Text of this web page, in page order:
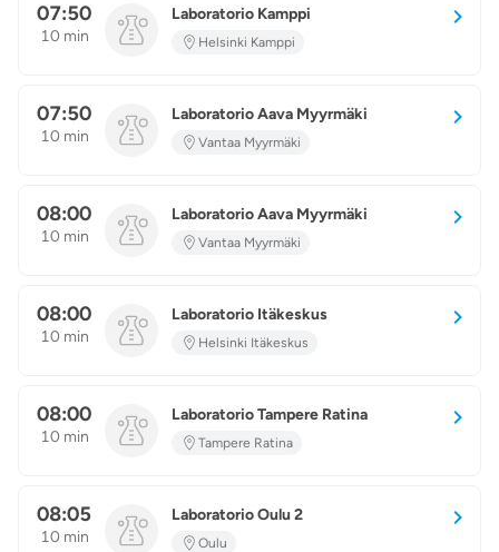
07:50
10 min
Laboratorio Kamppi
Helsinki Kamppi
07:50
10 min
Laboratorio Aava Myyrmäki
Vantaa Myyrmäki
08:00
10 min
Laboratorio Aava Myyrmäki
Vantaa Myyrmäki
08:00
10 min
Laboratorio Itäkeskus
Helsinki Itäkeskus
08:00
10 min
Laboratorio Tampere Ratina
Tampere Ratina
08:05
10 min
Laboratorio Oulu 2
Oulu